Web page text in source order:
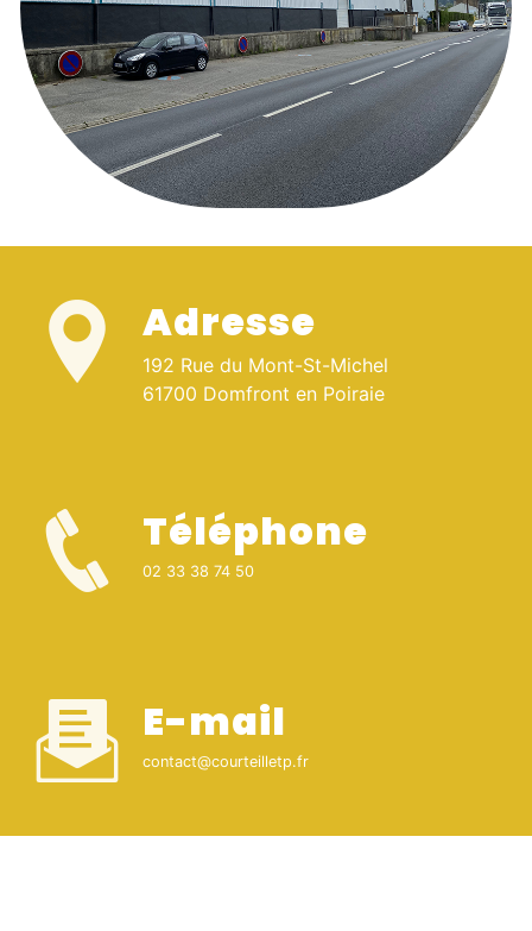
Adresse
192 Rue du Mont-St-Michel
61700 Domfront en Poiraie
Téléphone
02 33 38 74 50
E-mail
contact@courteilletp.fr